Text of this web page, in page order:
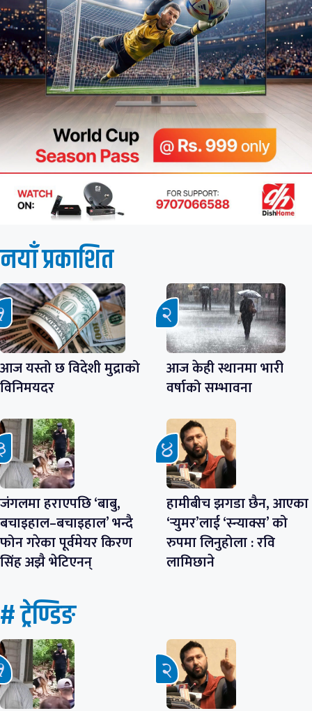
नयाँ प्रकाशित
आज यस्तो छ विदेशी मुद्राको
विनिमयदर
आज केही स्थानमा भारी
वर्षाको सम्भावना
जंगलमा हराएपछि ‘बाबु,
बचाइहाल–बचाइहाल’ भन्दै
फोन गरेका पूर्वमेयर किरण
सिंह अझै भेटिएनन्
हामीबीच झगडा छैन, आएका
‘र्‍युमर’लाई ‘स्न्याक्स’ को
रुपमा लिनुहोला : रवि
लामिछाने
# ट्रेण्डिङ